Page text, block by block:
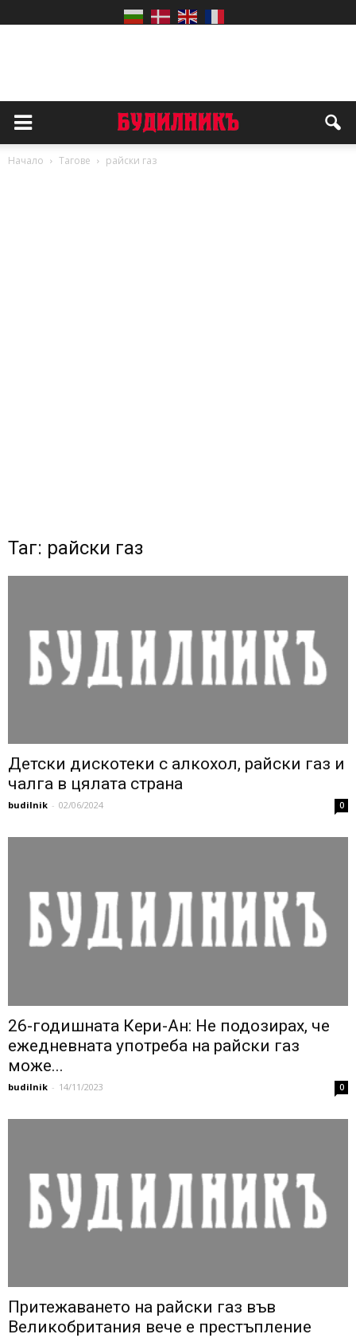
Начало Тагове райски газ
Таг: райски газ
Детски дискотеки с алкохол, райски газ и
чалга в цялата страна
budilnik - 02/06/2024 0
26-годишната Кери-Ан: Не подозирах, че
ежедневната употреба на райски газ
може...
budilnik - 14/11/2023 0
Притежаването на райски газ във
Великобритания вече е престъпление